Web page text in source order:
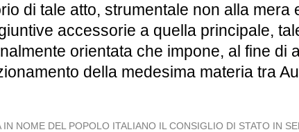
di tale atto, strumentale non alla mera
accessorie a quella principale,
orientata che impone, al fine di
della medesima materia tra
NOME DEL POPOLO ITALIANO IL CONSIGLIO DI STATO IN